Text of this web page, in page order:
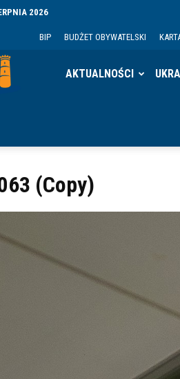
2026
BIP BUDŻET OBYWATELSKI
AKTUALNOŚCI
(Copy)